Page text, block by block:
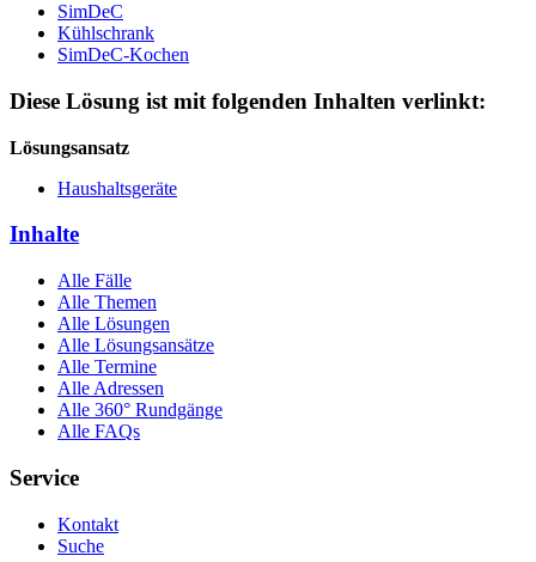
SimDeC
Kühlschrank
SimDeC-Kochen
Diese Lösung ist mit folgenden Inhalten verlinkt:
Lösungsansatz
Haushaltsgeräte
Inhalte
Alle Fälle
Alle Themen
Alle Lösungen
Alle Lösungsansätze
Alle Termine
Alle Adressen
Alle 360° Rundgänge
Alle FAQs
Service
Kontakt
Suche